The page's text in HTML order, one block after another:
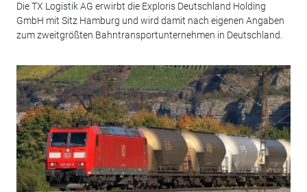
Die TX Logistik AG erwirbt die Exploris Deutschland Holding
GmbH mit Sitz Hamburg und wird damit nach eigenen Angaben
zum zweitgrößten Bahntransportunternehmen in Deutschland.